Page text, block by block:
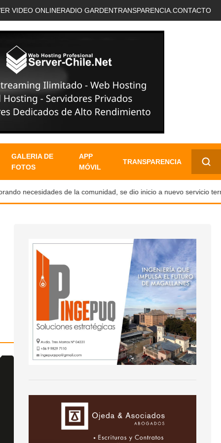
VIDEO ONLINERADIO GARDENTRANSPARENCIA. CONTACTO
GALERIA DE
FOTOS
APP
MÓVIL
TRANSPARENCIA
✕
necesidades de la comunidad, se dio inicio a nuevo servicio